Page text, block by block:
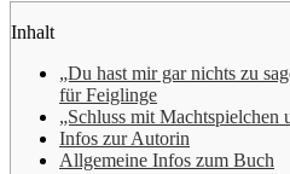
Inhalt
„Du hast mir gar nichts zu
für Feiglinge
„Schluss mit Machtspielchen
Infos zur Autorin
Allgemeine Infos zum Buch